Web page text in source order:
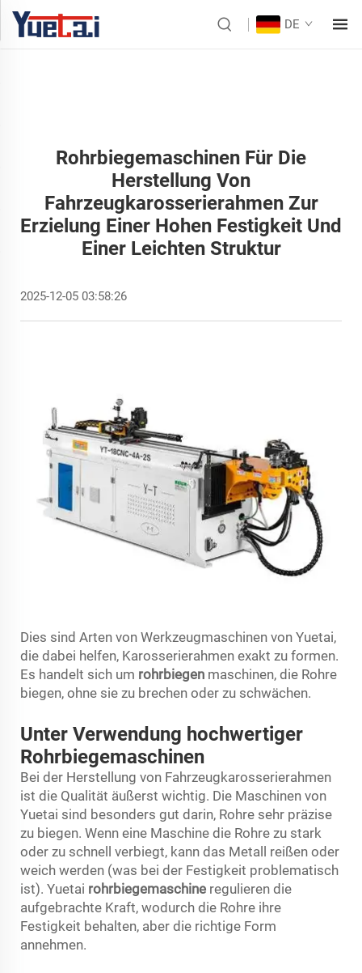
DE
Rohrbiegemaschinen Für Die
Herstellung Von
Fahrzeugkarosserierahmen Zur
Erzielung Einer Hohen Festigkeit Und
Einer Leichten Struktur
2025-12-05 03:58:26
Dies sind Arten von Werkzeugmaschinen von Yuetai,
die dabei helfen, Karosserierahmen exakt zu formen.
Es handelt sich um rohrbiegen maschinen, die Rohre
biegen, ohne sie zu brechen oder zu schwächen.
Unter Verwendung hochwertiger
Rohrbiegemaschinen
Bei der Herstellung von Fahrzeugkarosserierahmen
ist die Qualität äußerst wichtig. Die Maschinen von
Yuetai sind besonders gut darin, Rohre sehr präzise
zu biegen. Wenn eine Maschine die Rohre zu stark
oder zu schnell verbiegt, kann das Metall reißen oder
weich werden (was bei der Festigkeit problematisch
ist). Yuetai rohrbiegemaschine regulieren die
aufgebrachte Kraft, wodurch die Rohre ihre
Festigkeit behalten, aber die richtige Form
annehmen.